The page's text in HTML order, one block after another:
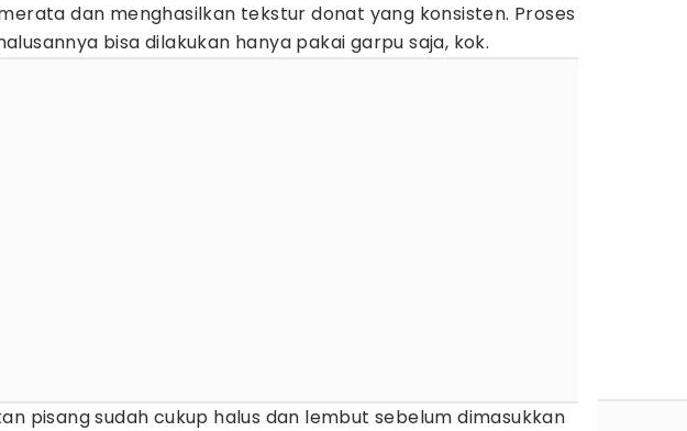
dan menghasilkan tekstur donat yang konsisten. Proses
bisa dilakukan hanya pakai garpu saja, kok.
pisang sudah cukup halus dan lembut sebelum dimasukkan